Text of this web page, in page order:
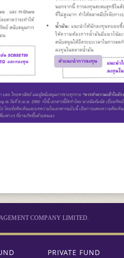
COMPANY LIMITED.
PRIVATE FUND